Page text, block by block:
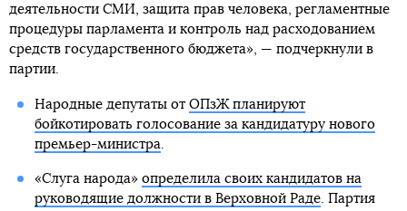
деятельности СМИ, защита прав человека, регламентные
процедуры парламента и контроль над расходованием
средств государственного бюджета», — подчеркнули в
партии.
Народные депутаты от ОПзЖ планируют
бойкотировать голосование за кандидатуру нового
премьер-министра.
«Слуга народа» определила своих кандидатов на
руководящие должности в Верховной Раде. Партия